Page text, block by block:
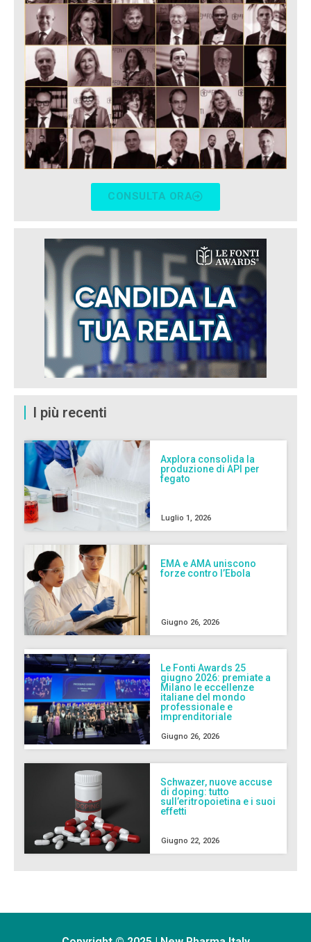
CONSULTA ORA
I più recenti
Axplora consolida la
produzione di API per
fegato
Luglio 1, 2026
EMA e AMA uniscono
forze contro l’Ebola
Giugno 26, 2026
Le Fonti Awards 25
giugno 2026: premiate a
Milano le eccellenze
italiane del mondo
professionale e
imprenditoriale
Giugno 26, 2026
Schwazer, nuove accuse
di doping: tutto
sull’eritropoietina e i suoi
effetti
Giugno 22, 2026